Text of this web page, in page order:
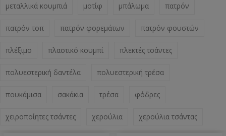
μεταλλικά κουμπιά μοτίφ μπάλωμα πατρόν
πατρόν τοπ πατρόν φορεμάτων πατρόν φουστών
πλέξιμο πλαστικό κουμπί πλεκτές τσάντες
πολυεστερική δαντέλα πολυεστερική τρέσα
πουκάμισα σακάκια τρέσα φόδρες
χειροποίητες τσάντες χερούλια χερούλια τσάντας